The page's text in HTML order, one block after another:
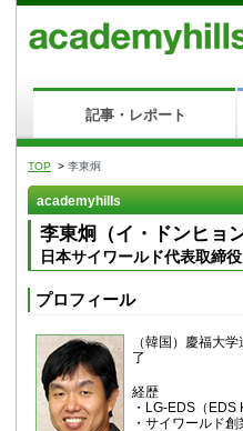
記事・レポート
TOP > 李東炯
academyhills
李東炯（イ・ドンヒョン
日本サイワールド代表取締役
プロフィール
（韓国）慶福大
了
経歴
・LG-EDS（
・サイワールド